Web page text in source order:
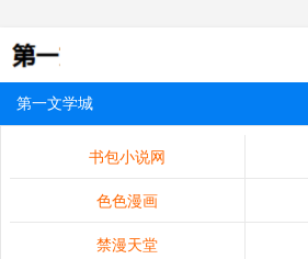
第一文学城
书包小说网
色色漫画
禁漫天堂